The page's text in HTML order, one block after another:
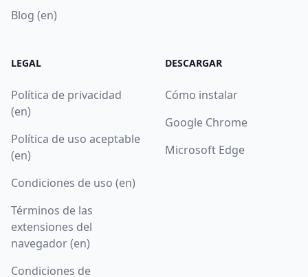
Blog (en)
LEGAL
Política de privacidad
(en)
Política de uso aceptable
(en)
Condiciones de uso (en)
Términos de las
extensiones del
navegador (en)
Condiciones de
DESCARGAR
Cómo instalar
Google Chrome
Microsoft Edge